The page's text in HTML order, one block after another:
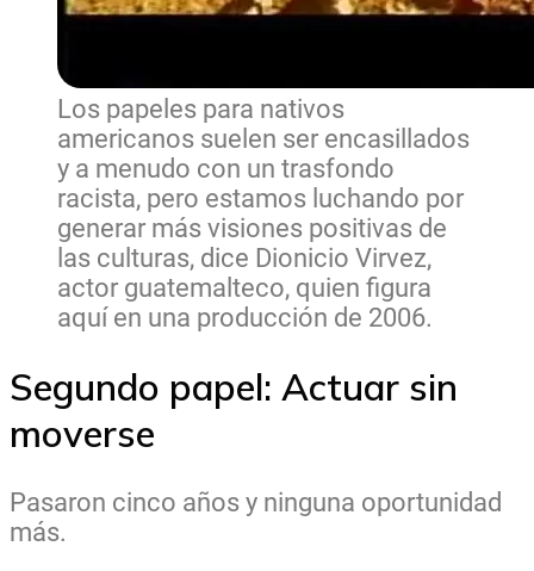
Los papeles para nativos
americanos suelen ser encasillados
y a menudo con un trasfondo
racista, pero estamos luchando por
generar más visiones positivas de
las culturas, dice Dionicio Virvez,
actor guatemalteco, quien figura
aquí en una producción de 2006.
Segundo papel: Actuar sin
moverse
Pasaron cinco años y ninguna oportunidad
más.